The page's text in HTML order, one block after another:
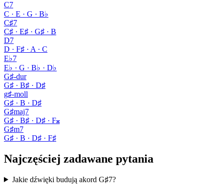
C7
C · E · G · B♭
C♯7
C♯ · E♯ · G♯ · B
D7
D · F♯ · A · C
E♭7
E♭ · G · B♭ · D♭
G♯-dur
G♯ · B♯ · D♯
g♯-moll
G♯ · B · D♯
G♯maj7
G♯ · B♯ · D♯ · F𝄪
G♯m7
G♯ · B · D♯ · F♯
Najczęściej zadawane pytania
Jakie dźwięki budują akord G♯7?